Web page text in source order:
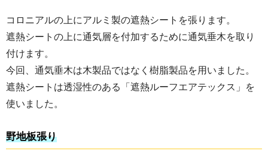
コロニアルの上にアルミ製の遮熱シートを張ります。
遮熱シートの上に通気層を付加するために通気垂木を取り
付けます。
今回、通気垂木は木製品ではなく樹脂製品を用いました。
遮熱シートは透湿性のある「遮熱ルーフエアテックス」を
使いました。
野地板張り